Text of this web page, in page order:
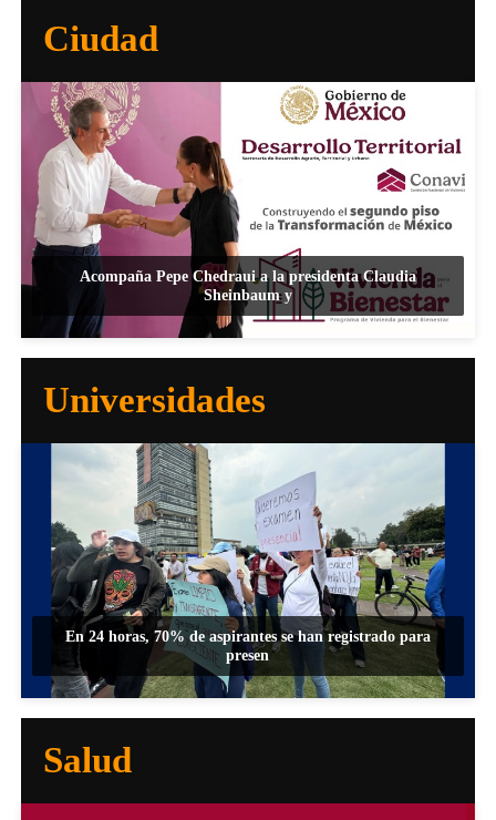
Ciudad
Acompaña Pepe Chedraui a la presidenta Claudia
Sheinbaum y
Universidades
En 24 horas, 70% de aspirantes se han registrado para
presen
Salud